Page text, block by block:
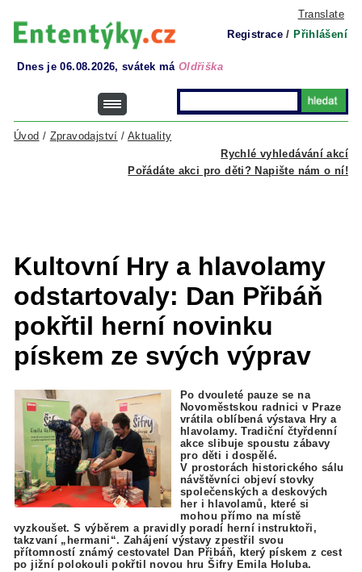
Translate
Registrace / Přihlášení
Dnes je 06.08.2026, svátek má Oldřiška
Rychlé vyhledávání akcí
Úvod / Zpravodajství / Aktuality
Pořádáte akci pro děti? Napište nám o ní!
Kultovní Hry a hlavolamy
odstartovaly: Dan Přibáň
pokřtil herní novinku
pískem ze svých výprav
Po dvouleté pauze se na
Novoměstskou radnici v Praze
vrátila oblíbená výstava Hry a
hlavolamy. Tradiční čtyřdenní
akce slibuje spoustu zábavy
pro děti i dospělé.
V prostorách historického sálu
návštěvníci objeví stovky
společenských a deskových
her i hlavolamů, které si
mohou přímo na místě
vyzkoušet. S výběrem a pravidly poradí herní instruktoři,
takzvaní „hermani“. Zahájení výstavy zpestřil svou
přítomností známý cestovatel Dan Přibáň, který pískem z cest
po jižní polokouli pokřtil novou hru Šifry Emila Holuba.